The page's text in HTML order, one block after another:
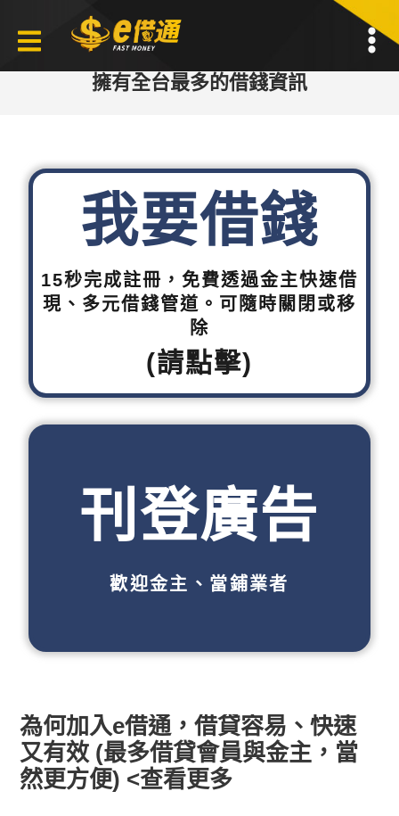
擁有全台最多的借錢資訊
我要借錢
15秒完成註冊，免費透過金主快速借
現、多元借錢管道。可隨時關閉或移
除
(請點擊)
刊登廣告
歡迎金主、當鋪業者
為何加入e借通，借貸容易、快速
又有效 (最多借貸會員與金主，當
然更方便) <查看更多